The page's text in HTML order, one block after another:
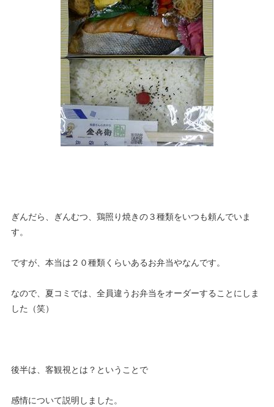
ぎんだら、ぎんむつ、鶏照り焼きの３種類をいつも頼んでいま
す。
ですが、本当は２０種類くらいあるお弁当やなんです。
なので、夏コミでは、全員違うお弁当をオーダーすることにしま
した（笑）
後半は、客観視とは？ということで
感情について説明しました。